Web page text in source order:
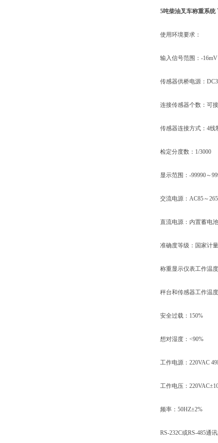
5吨柴油叉车称重系统
使用环境要求：
输入信号范围：-16mV
传感器供桥电源：
连接传感器个数：可接
传感器连接方式：4线
检定分度数：1/3000
显示范围：-99990～
交流电源：AC85～
直流电源：内置蓄电池
准确度等级：国家计
称重显示仪表工作温
秤台和传感器工作温
安全过载：150%
想对湿度：<90%
工作电源：220VAC
工作电压：
频率：50HZ±2%
RS-232C或RS-485通讯